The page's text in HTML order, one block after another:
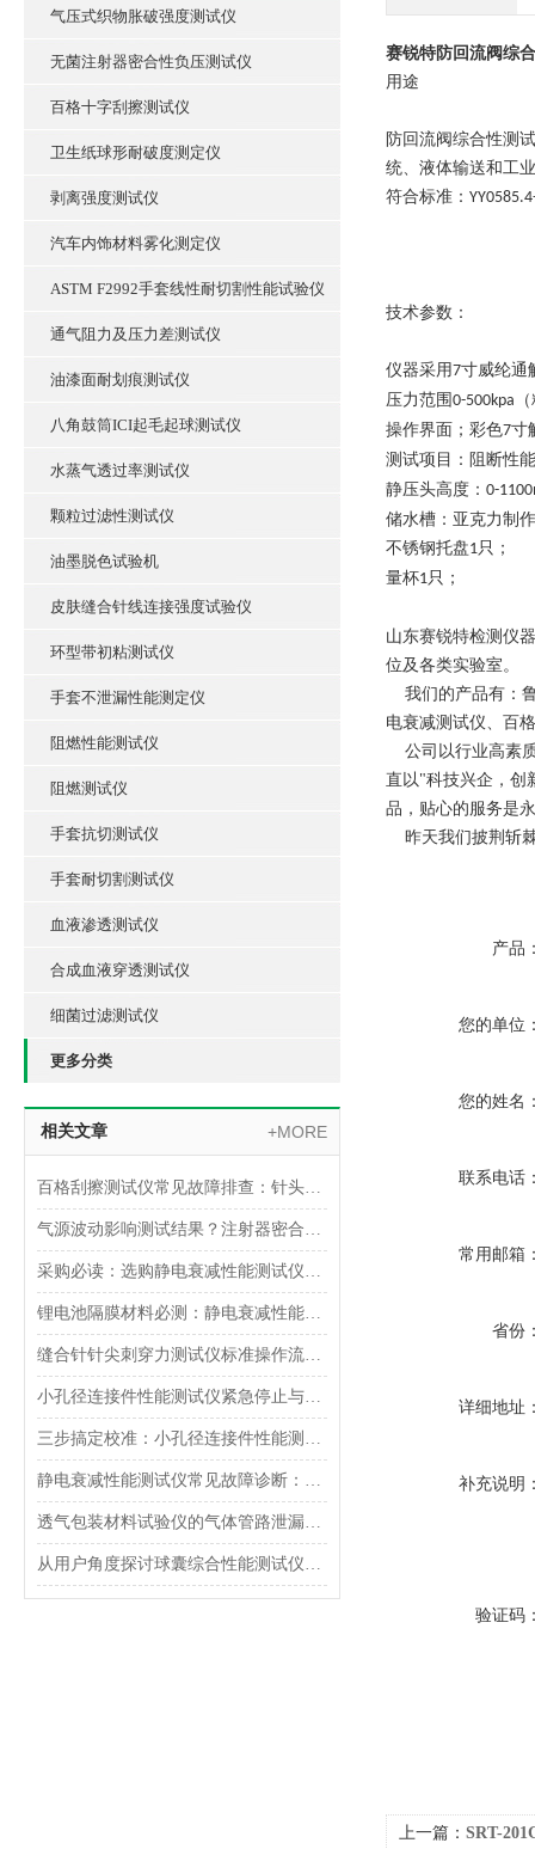
气压式织物胀破强度测试仪
无菌注射器密合性负压测试仪
百格十字刮擦测试仪
卫生纸球形耐破度测定仪
剥离强度测试仪
汽车内饰材料雾化测定仪
ASTM F2992手套线性耐切割性能试验仪
通气阻力及压力差测试仪
油漆面耐划痕测试仪
八角鼓筒ICI起毛起球测试仪
水蒸气透过率测试仪
颗粒过滤性测试仪
油墨脱色试验机
皮肤缝合针线连接强度试验仪
环型带初粘测试仪
手套不泄漏性能测定仪
阻燃性能测试仪
阻燃测试仪
手套抗切测试仪
手套耐切割测试仪
血液渗透测试仪
合成血液穿透测试仪
细菌过滤测试仪
更多分类
相关文章 +MORE
百格刮擦测试仪常见故障排查：针头磨损与运动轨迹偏移
气源波动影响测试结果？注射器密合性正压测试仪的稳压设计分析
采购必读：选购静电衰减性能测试仪的5个核心参数与避坑指南
锂电池隔膜材料必测：静电衰减性能测试仪的操作难点突破
缝合针针尖刺穿力测试仪标准操作流程（SOP）及实验员培训要点
小孔径连接件性能测试仪紧急停止与异常状态下的安全复位操作
三步搞定校准：小孔径连接件性能测试仪的每日开机自检流程详解
静电衰减性能测试仪常见故障诊断：充电不稳定与电位漂移排查
透气包装材料试验仪的气体管路泄漏防护与废气排放系统详解
从用户角度探讨球囊综合性能测试仪的故障问题
赛锐特防回流阀综
用途
防回流阀综合性测
统、液体输送和工
符合标准：
技术参数：
仪器采用7寸威纶通
压力范围 0-500kpa
操作界面；彩色7寸
测试项目： 阻断性能
静压头高度： 0-
储水槽：亚克力制
不锈钢托盘1只；
量杯1只；
山东赛锐特检测仪
位及各类实验室。
我们的产品有：
电衰减测试仪、百
公司以行业高素
直以"科技兴企，创
品，贴心的服务是
昨天我们披荆斩
产品
您的单位
您的姓名
联系电话
常用邮箱
省份
详细地址
补充说明
验证码
上一篇： SRT-